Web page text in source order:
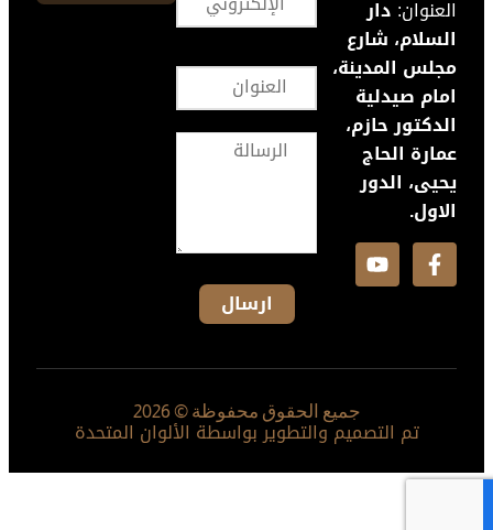
العنوان:دار
السلام، شارع
مجلس المدينة،
امام صيدلية
الدكتور حازم،
عمارة الحاج
يحيى، الدور
الاول.
جميع الحقوق محفوظة © 2026
تم التصميم والتطوير بواسطة الألوان المتحدة